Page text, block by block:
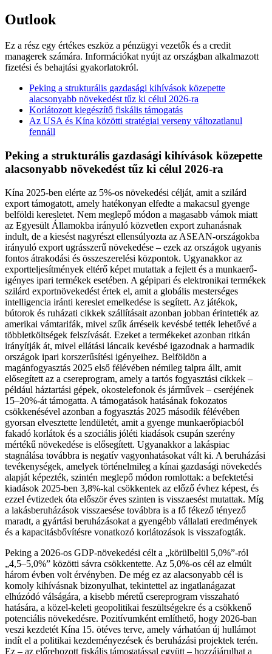
Outlook
Ez a rész egy értékes eszköz a pénzügyi vezetők és a credit
managerek számára. Információkat nyújt az országban alkalmazott
fizetési és behajtási gyakorlatokról.
Peking a strukturális gazdasági kihívások közepette
alacsonyabb növekedést tűz ki célul 2026-ra
Korlátozott kiegészítő fiskális támogatás
Az USA és Kína közötti stratégiai verseny változatlanul
fennáll
Peking a strukturális gazdasági kihívások közepette
alacsonyabb növekedést tűz ki célul 2026-ra
Kína 2025-ben elérte az 5%-os növekedési célját, amit a szilárd
export támogatott, amely hatékonyan elfedte a makacsul gyenge
belföldi keresletet. Nem meglepő módon a magasabb vámok miatt
az Egyesült Államokba irányuló közvetlen export zuhanásnak
indult, de a kiesést nagyrészt ellensúlyozta az ASEAN-országokba
irányuló export ugrásszerű növekedése – ezek az országok ugyanis
fontos átrakodási és összeszerelési központok. Ugyanakkor az
exportteljesítmények eltérő képet mutattak a fejlett és a munkaerő-
igényes ipari termékek esetében. A gépipari és elektronikai termékek
szilárd exportnövekedést értek el, amit a globális mesterséges
intelligencia iránti kereslet emelkedése is segített. Az játékok,
bútorok és ruházati cikkek szállításait azonban jobban érintették az
amerikai vámtarifák, mivel szűk árréseik kevésbé tették lehetővé a
többletköltségek felszívását. Ezeket a termékeket azonban ritkán
irányítják át, mivel ellátási láncaik kevésbé igazodnak a harmadik
országok ipari korszerűsítési igényeihez. Belföldön a
magánfogyasztás 2025 első félévében némileg talpra állt, amit
elősegített az a csereprogram, amely a tartós fogyasztási cikkek –
például háztartási gépek, okostelefonok és járművek – cseréjének
15–20%-át támogatta. A támogatások hatásának fokozatos
csökkenésével azonban a fogyasztás 2025 második félévében
gyorsan elvesztette lendületét, amit a gyenge munkaerőpiacból
fakadó korlátok és a szociális jóléti kiadások csupán szerény
mértékű növekedése is elősegített. Ugyanakkor a lakáspiac
stagnálása továbbra is negatív vagyonhatásokat vált ki. A beruházási
tevékenységek, amelyek történelmileg a kínai gazdasági növekedés
alapját képezték, szintén meglepő módon romlottak: a befektetési
kiadások 2025-ben 3,8%-kal csökkentek az előző évhez képest, és
ezzel évtizedek óta először éves szinten is visszaesést mutattak. Míg
a lakásberuházások visszaesése továbbra is a fő fékező tényező
maradt, a gyártási beruházásokat a gyengébb vállalati eredmények
és a kapacitásbővítésre vonatkozó korlátozások is visszafogták.
Peking a 2026-os GDP-növekedési célt a „körülbelül 5,0%”-ról
„4,5–5,0%” közötti sávra csökkentette. Az 5,0%-os cél az elmúlt
három évben volt érvényben. De még ez az alacsonyabb cél is
komoly kihívásnak bizonyulhat, tekintettel az ingatlanágazat
elhúzódó válságára, a kisebb méretű csereprogram visszaható
hatására, a közel-keleti geopolitikai feszültségekre és a csökkenő
potenciális növekedésre. Pozitívumként említhető, hogy 2026-ban
veszi kezdetét Kína 15. ötéves terve, amely várhatóan új hullámot
indít el a politikai kezdeményezések és beruházási projektek terén.
Ez – az előrehozott fiskális támogatással együtt – hozzájárulhat a